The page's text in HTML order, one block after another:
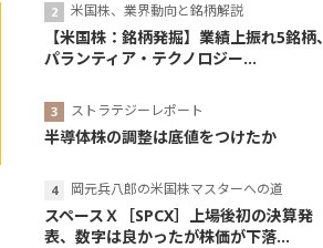
米国株、業界動向と銘柄解説
【米国株：銘柄発掘】業績上振れ5銘柄、
パランティア・テクノロジー...
ストラテジーレポート
半導体株の調整は底値をつけたか
岡元兵八郎の米国株マスターへの道
スペースＸ［SPCX］上場後初の決算発
表、数字は良かったが株価が下落...